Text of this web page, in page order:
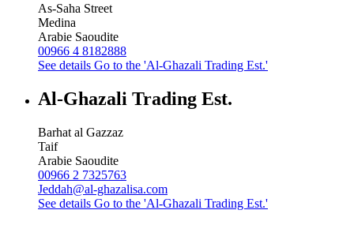
As-Saha Street
Medina
Arabie Saoudite
00966 4 8182888
See details Go to the 'Al-Ghazali Trading Est.'
Al-Ghazali Trading Est.
Barhat al Gazzaz
Taif
Arabie Saoudite
00966 2 7325763
Jeddah@al-ghazalisa.com
See details Go to the 'Al-Ghazali Trading Est.'